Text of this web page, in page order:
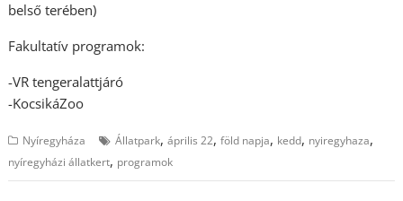
belső terében)
Fakultatív programok:
-VR tengeralattjáró
-KocsikáZoo
Nyíregyháza Állatpark,április 22,föld napja, kedd, nyiregyhaza,
nyíregyházi állatkert, programok